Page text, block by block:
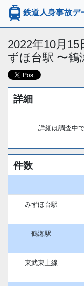
鉄道人身事故デ
2022年10月15
ずほ台駅 〜鶴
詳細
詳細は調査中
件数
みずほ台駅
鶴瀬駅
東武東上線